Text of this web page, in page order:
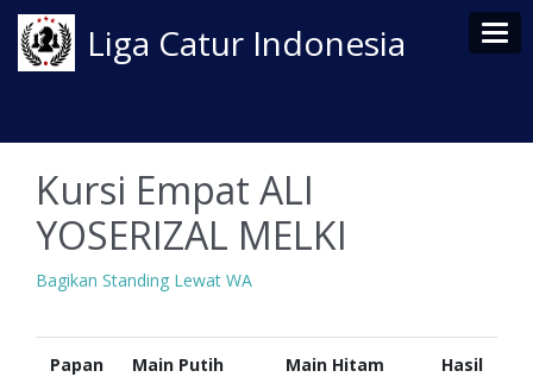
Liga Catur Indonesia
Kursi Empat ALI
YOSERIZAL MELKI
Bagikan Standing Lewat WA
Papan Main Putih Main Hitam Hasil